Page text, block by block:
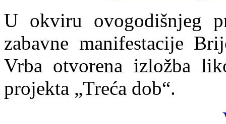
U okviru ovogodišnjeg
zabavne manifestacije
Vrba otvorena izložba
projekta „Treća dob“.